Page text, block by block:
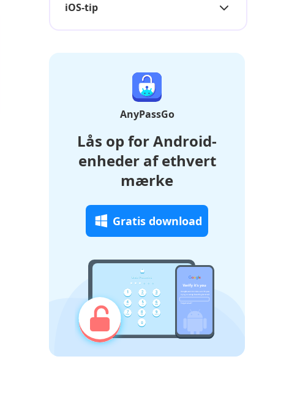
iOS-tip
AnyPassGo
Lås op for Android-
enheder af ethvert
mærke
Gratis download